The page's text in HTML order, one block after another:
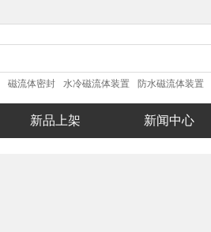
磁流体密封 水冷磁流体装置 防水磁流体装置
新品上架 新闻中心